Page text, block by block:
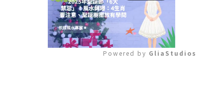
Powered by GliaStudios